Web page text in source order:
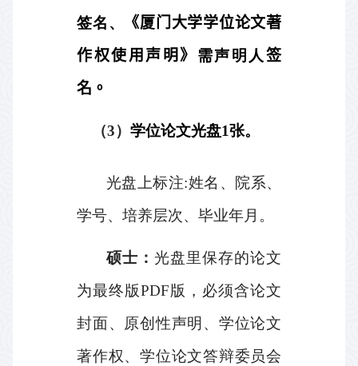
签名、
《厦门大学学位论文著
作权使用声明》 需声明人签
名。
（3） 学位论文光盘1张。
光盘上标注:姓名、院系、
学号、培养层次、毕业年月。
硕士： 光盘里保存的论文
为最终版PDF版，必须含论文
封面、原创性声明、学位论文
著作权、学位论文答辩委员会